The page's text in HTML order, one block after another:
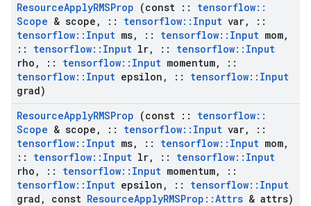
ResourceApplyRMSProp (const :: tensorflow::
Scope & scope , :: tensorflow:: Input var,
::
tensorflow:: Input ms, :: tensorflow:: Input mom,
::
tensorflow:: Input lr, :: tensorflow:: Input
rho , :: tensorflow:: Input momentum,
::
tensorflow:: Input epsilon , :: tensorflow:: Input
grad)
ResourceApplyRMSProp (const :: tensorflow::
Scope & scope , :: tensorflow:: Input var,
::
tensorflow:: Input ms, :: tensorflow:: Input mom,
::
tensorflow:: Input lr, :: tensorflow:: Input
rho , :: tensorflow:: Input momentum,
::
tensorflow:: Input epsilon , :: tensorflow:: Input
grad , const ResourceApplyRMSProp ::Attrs & attrs)